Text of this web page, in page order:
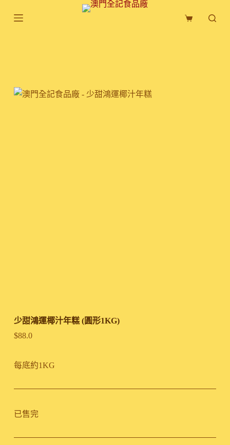
至
購
少甜鴻運椰汁年糕 (圓形1KG)
$88.0
每底約1KG
已售完